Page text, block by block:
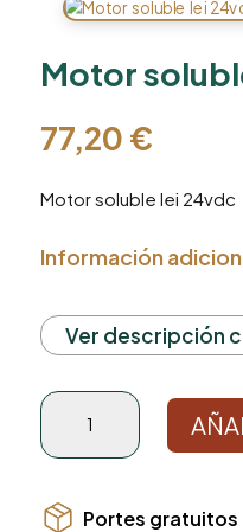
Motor
77,20 €
Motor soluble lei 24vdc
Información
Ver descripción
Motor
soluble
lei
cantidad
Portes gratuitos